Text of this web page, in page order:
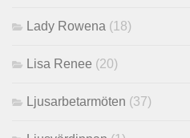
Lady Rowena (18)
Lisa Renee (20)
Ljusarbetarmöten (37)